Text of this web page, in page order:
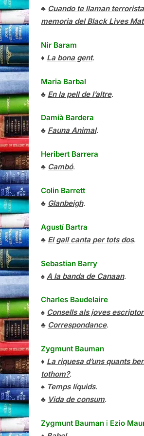
♣ Cuando te llaman
memoria del Black Lives
Nir Baram
♦ La bona gent.
Maria Barbal
♣ En la pell de l’altre.
Damià Bardera
♣ Fauna Animal.
Heribert Barrera
♣ Cambó.
Colin Barrett
♣ Glanbeigh.
Agustí Bartra
♣ El gall canta per tots dos.
Sebastian Barry
♠ A la banda de Canaan.
Charles Baudelaire
♠ Consells als joves
♣ Correspondance.
Zygmunt Bauman
♦ La riquesa d’uns quants
tothom?.
♠ Temps líquids.
♣ Vida de consum.
Zygmunt Bauman i Ezio